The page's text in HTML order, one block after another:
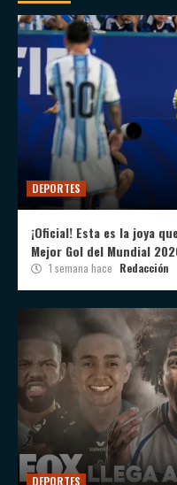
DEPORTES
¡Oficial! Esta es la joya
Mejor Gol del Mundial
1 semana hace Redacción
DEPORTES